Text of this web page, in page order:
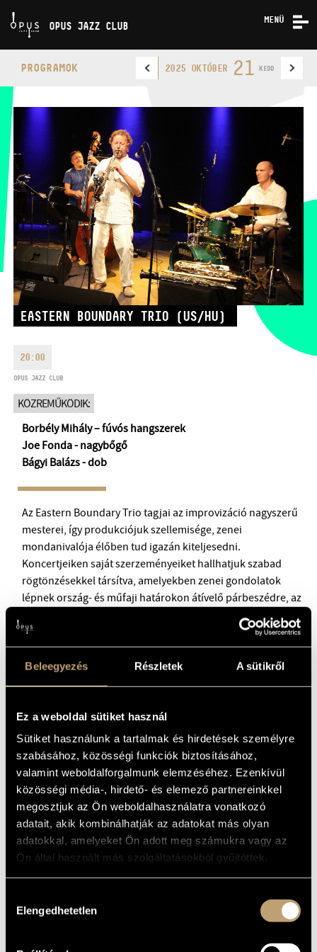
Beleegyezés Részletek A sütikről
Ez a weboldal sütiket használ
Sütiket használunk a tartalmak és hirdetések személyre
szabásához, közösségi funkciók biztosításához,
valamint weboldalforgalmunk elemzéséhez. Ezenkívül
közösségi média-, hirdető- és elemező partnereinkkel
megosztjuk az Ön weboldalhasználatra vonatkozó
adatait, akik kombinálhatják az adatokat más olyan
adatokkal, amelyeket Ön adott meg számukra vagy az
Ön által használt más szolgáltatásokból gyűjtöttek.
kiválasztása
Elengedhetetlen
OPUS JAZZ CLUB
MENÜ
RÓLUNK
KAPCSOLAT
OPUS JAZZ CLUB
TELEFON
FAX
info@opusjazzclub.hu
TELEFON
JEGYPÉNZTÁR
NYITVA TARTÁSA
HÉTFŐ:09:00-18:00
kezdete előtt 2 órával
BMC HÁZ
OPUS JAZZ CLUB
BMC RECORDS
ZENEI INFORMÁCIÓS KÖZPONT ÉS KÖNYVTÁR
BMC NEMZETKÖZI CIMBALOMVERSENY 2019
PROGRAMOK 2025 OKTÓBER 21 KEDD
EASTERN BOUNDARY TRIO (US/HU)
20:00
OPUS JAZZ CLUB
KÖZREMŰKÖDIK:
Borbély Mihály – fúvós hangszerek
Joe Fonda - nagybőgő
Bágyi Balázs - dob
Az Eastern Boundary Trio tagjai az improvizáció nagyszerű
mesterei, így produkciójuk szellemisége, zenei
mondanivalója élőben tud igazán kiteljesedni.
Koncertjeiken saját szerzeményeiket hallhatjuk szabad
rögtönzésekkel társítva, amelyekben zenei gondolatok
lépnek ország- és műfaji határokon átívelő párbeszédre, az
improvizáció ereje által egységbe kovácsolva. Joe Fonda a
New York-i avantgárd szcéna jelentős alakja, aki játszott
többek között Anthony Braxton és Dave Douglas különböző
formációiban, emellett számos amerikai és európai zenei
műhely tagja. A hazai és a nemzetközi jazzélet elismert
Michael Jefry Stevens amerikai zongoristával közösen
alakították az Eastern Boundary Quartet formációt, amely
időnként triófelállásban is dolgozik, ezúttal így
mutatkoznak be az Opusban.